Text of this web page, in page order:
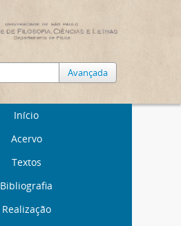
Avançada
Início
Acervo
Textos
Bibliografia
Realização